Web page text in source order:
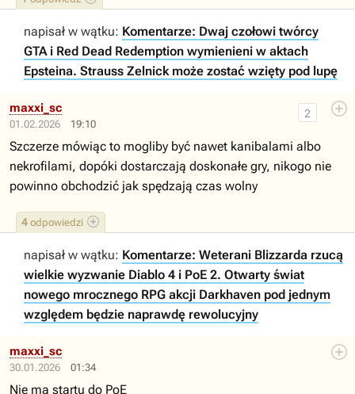
napisał w wątku: Komentarze: Dwaj czołowi twórcy
GTA i Red Dead Redemption wymienieni w aktach
Epsteina. Strauss Zelnick może zostać wzięty pod lupę
01.02.2026 19:10
2
4 odpowiedzi
maxxi_sc
Szczerze mówiąc to mogliby być nawet kanibalami albo
nekrofilami, dopóki dostarczają doskonałe gry, nikogo nie
powinno obchodzić jak spędzają czas wolny
napisał w wątku: Komentarze: Weterani Blizzarda rzucą
wielkie wyzwanie Diablo 4 i PoE 2. Otwarty świat
nowego mrocznego RPG akcji Darkhaven pod jednym
względem będzie naprawdę rewolucyjny
30.01.2026 01:34
maxxi_sc
Nie ma startu do PoE